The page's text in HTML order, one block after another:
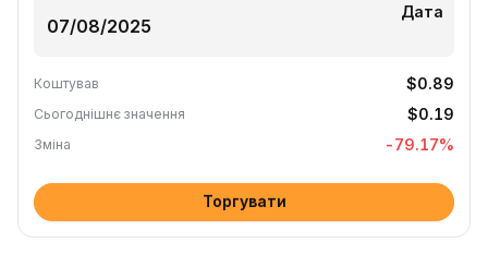
Дата
Коштував $0.89
Сьогоднішнє значення $0.19
Зміна -79.17%
Торгувати